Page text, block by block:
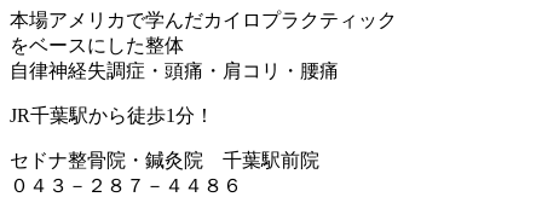
本場アメリカで学んだカイロプラクティック
をベースにした整体
自律神経失調症・頭痛・肩コリ・腰痛
JR千葉駅から徒歩1分！
セドナ整骨院・鍼灸院 千葉駅前院
０４３－２８７－４４８６